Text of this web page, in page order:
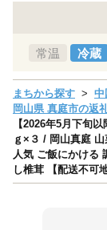
常温 冷蔵
まちから探す 中
岡山県 真庭市の返
【2026年5月下旬
ｇ×３ / 岡山真庭
人気 ご飯にかける
し椎茸 【配送不可